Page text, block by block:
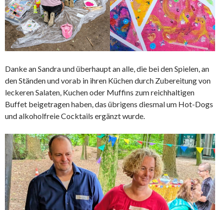
Danke an Sandra und überhaupt an alle, die bei den Spielen, an
den Ständen und vorab in ihren Küchen durch Zubereitung von
leckeren Salaten, Kuchen oder Muffins zum reichhaltigen
Buffet beigetragen haben, das übrigens diesmal um Hot-Dogs
und alkoholfreie Cocktails ergänzt wurde.